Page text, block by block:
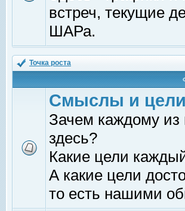
встреч, текущие
ШАРа.
Точка роста
Смыслы и цели
Зачем каждому из
здесь?
Какие цели
А какие цели
то есть нашими